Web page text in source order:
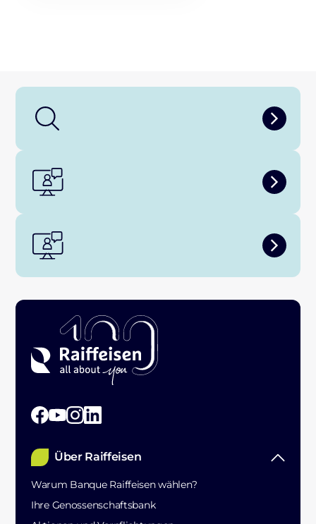
Über Raiffeisen
Warum Banque Raiffeisen wählen?
Ihre Genossenschaftsbank